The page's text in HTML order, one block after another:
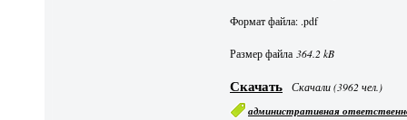
Формат файла: .pdf
Размер файла364.2 kB
Скачать Скачали (3962 чел.)
административная